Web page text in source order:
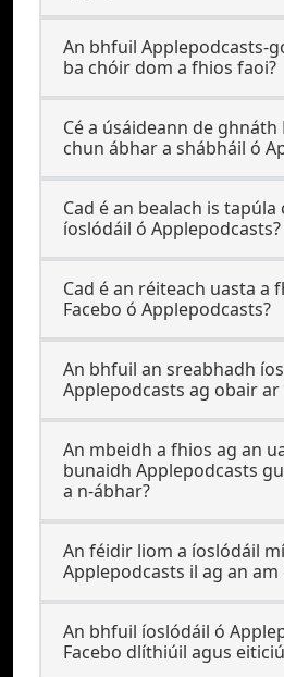
An bhfuil Applepodcasts-
ba chóir dom a fhios faoi?
Cé a úsáideann de ghnáth
chun ábhar a shábháil ó
Cad é an bealach is tapúla
íoslódáil ó Applepodcasts?
Cad é an réiteach uasta a
Facebo ó Applepodcasts?
An bhfuil an sreabhadh
Applepodcasts ag obair
An mbeidh a fhios ag an
bunaidh Applepodcasts
a n-ábhar?
An féidir liom a íoslódáil
Applepodcasts il ag an am
An bhfuil íoslódáil ó
Facebo dlíthiúil agus